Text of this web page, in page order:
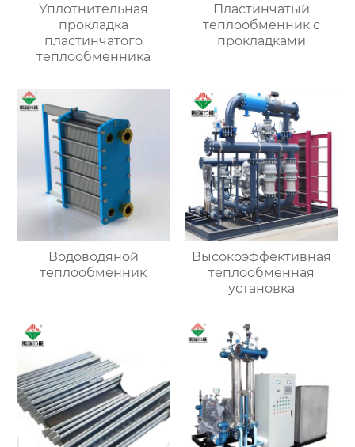
Уплотнительная
прокладка
пластинчатого
теплообменника
Пластинчатый
теплообменник с
прокладками
Водоводяной
теплообменник
Высокоэффективная
теплообменная
установка